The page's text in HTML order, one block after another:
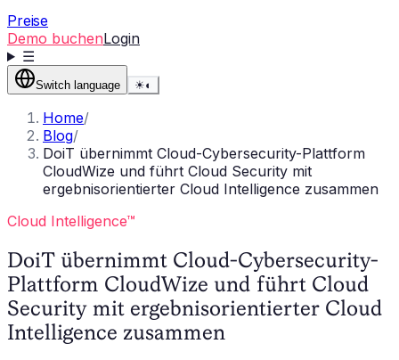
Preise
Demo buchenLogin
☰
Switch language ☀◐
Home/
Blog/
DoiT übernimmt Cloud-Cybersecurity-Plattform
CloudWize und führt Cloud Security mit
ergebnisorientierter Cloud Intelligence zusammen
Cloud Intelligence™
DoiT übernimmt Cloud-Cybersecurity-
Plattform CloudWize und führt Cloud
Security mit ergebnisorientierter Cloud
Intelligence zusammen